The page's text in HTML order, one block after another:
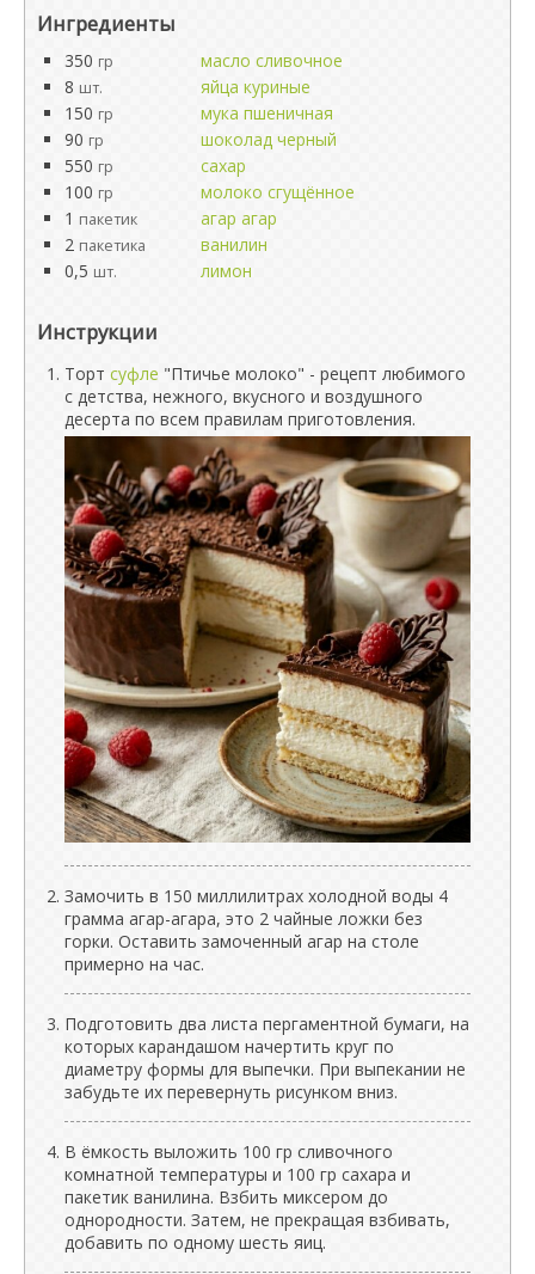
Ингредиенты
350 гр
масло сливочное
8 шт.
яйца куриные
150 гр
мука пшеничная
90 гр
шоколад черный
550 гр
сахар
100 гр
молоко сгущённое
1 пакетик
агар агар
2 пакетика
ванилин
0,5 шт. лимон
Инструкции
Торт суфле "Птичье молоко" - рецепт любимого
с детства, нежного, вкусного и воздушного
десерта по всем правилам приготовления.
Замочить в 150 миллилитрах холодной воды 4
грамма агар-агара, это 2 чайные ложки без
горки. Оставить замоченный агар на столе
примерно на час.
Подготовить два листа пергаментной бумаги, на
которых карандашом начертить круг по
диаметру формы для выпечки. При выпекании не
забудьте их перевернуть рисунком вниз.
В ёмкость выложить 100 гр сливочного
комнатной температуры и 100 гр сахара и
пакетик ванилина. Взбить миксером до
однородности. Затем, не прекращая взбивать,
добавить по одному шесть яиц.